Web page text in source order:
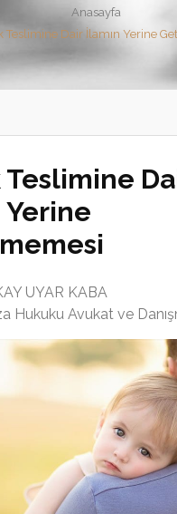
Anasayfa
Teslimine Dair İlamın Yerine
Teslimine
Yerine
UYAR KABA
Hukuku Avukat ve